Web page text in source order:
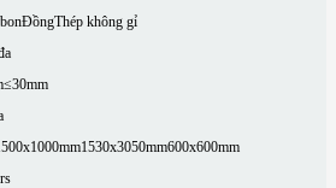
ĐồngThép không gỉ
≤30mm
1530x3050mm600x600mm